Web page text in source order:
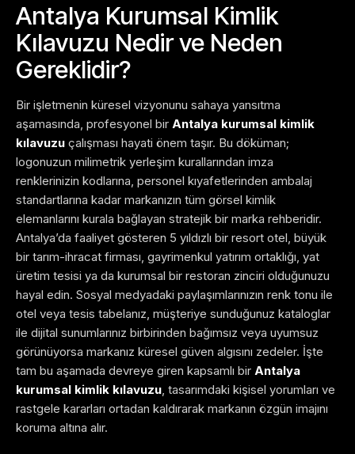
Antalya Kurumsal Kimlik
Kılavuzu Nedir ve Neden
Gereklidir?
Bir işletmenin küresel vizyonunu sahaya yansıtma
aşamasında, profesyonel bir Antalya kurumsal kimlik
kılavuzu çalışması hayati önem taşır. Bu döküman;
logonuzun milimetrik yerleşim kurallarından imza
renklerinizin kodlarına, personel kıyafetlerinden ambalaj
standartlarına kadar markanızın tüm görsel kimlik
elemanlarını kurala bağlayan stratejik bir marka rehberidir.
Antalya’da faaliyet gösteren 5 yıldızlı bir resort otel, büyük
bir tarım-ihracat firması, gayrimenkul yatırım ortaklığı, yat
üretim tesisi ya da kurumsal bir restoran zinciri olduğunuzu
hayal edin. Sosyal medyadaki paylaşımlarınızın renk tonu ile
otel veya tesis tabelanız, müşteriye sunduğunuz kataloglar
ile dijital sunumlarınız birbirinden bağımsız veya uyumsuz
görünüyorsa markanız küresel güven algısını zedeler. İşte
tam bu aşamada devreye giren kapsamlı bir Antalya
kurumsal kimlik kılavuzu, tasarımdaki kişisel yorumları ve
rastgele kararları ortadan kaldırarak markanın özgün imajını
koruma altına alır.